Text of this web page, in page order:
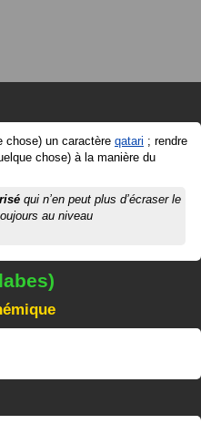
chose) un caractère qatari ; rendre
chose) à la manière du
qui n’en peut plus d’écraser le
au niveau